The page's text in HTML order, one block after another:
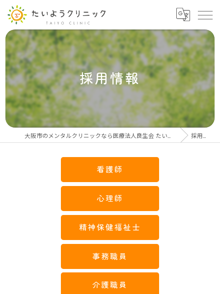
採用情報
採用情報
看護師
心理師
精神保健福祉士
事務職員
介護職員